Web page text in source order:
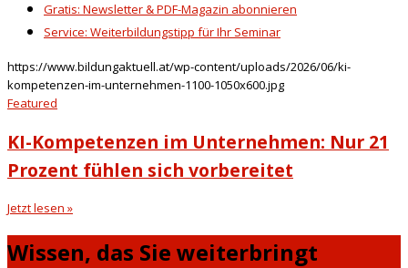
Gratis: Newsletter & PDF-Magazin abonnieren
Service: Weiterbildungstipp für Ihr Seminar
https://www.bildungaktuell.at/wp-content/uploads/2026/06/ki-
kompetenzen-im-unternehmen-1100-1050x600.jpg
Featured
KI-Kompetenzen im Unternehmen: Nur 21
Prozent fühlen sich vorbereitet
Jetzt lesen »
Wissen, das Sie weiterbringt